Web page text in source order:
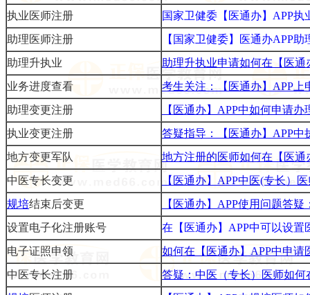
执业医师注册
国家卫健委【医通办】APP
助理医师注册
【国家卫健委】医通办APP
助理升执业
助理升执业申请如何在【医
业务进度查看
考生关注：【医通办】APP
助理变更注册
【医通办】APP中如何申请
执业变更注册
答疑指导：【医通办】APP
地方变更军队
地方注册的医师如何在【医
中医专长变更
【医通办】APP中医(专长）
规培结束后变更
【医通办】APP使用问题答
设置电子化注册账号
在【医通办】APP中可以设
电子证照申领
如何在【医通办】APP中申请
中医专长注册
答疑：中医（专长）医师如何